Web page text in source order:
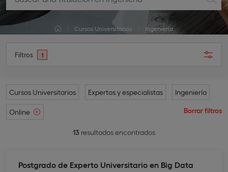
Cursos Universitarios Ingeniería
Filtros 1
Cursos Universitarios Expertos y especialistas Ingeniería
Online Borrar filtros
13 resultados encontrados
Postgrado de Experto Universitario en Big Data